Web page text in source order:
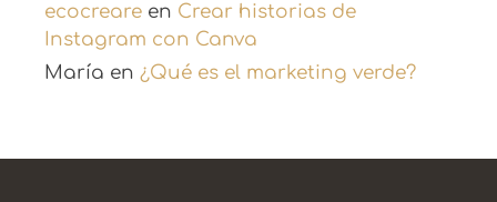
ecocreare en Crear historias de
Instagram con Canva
María en ¿Qué es el marketing verde?